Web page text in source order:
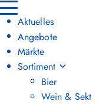
Hauptmenü umschalten
Aktuelles
Angebote
Märkte
Sortiment
Bier
Wein & Sekt